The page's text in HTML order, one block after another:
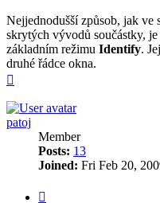
Nejjednodušší způsob, jak ve
skrytých vývodů součástky,
základním režimu Identify.
druhé řádce okna.
patoj
Member
Posts: 13
Joined: Fri Feb 20,